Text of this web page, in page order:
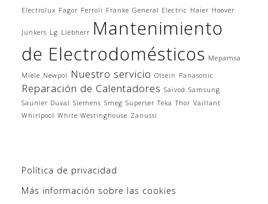
Electrolux Fagor Ferroli Franke General Electric Haier Hoover
Junkers Lg Liebherr Mantenimiento
de Electrodomésticos Mepamsa
Miele Newpol Nuestro servicio Otsein Panasonic
Reparación de Calentadores Saivod Samsung
Saunier Duval Siemens Smeg Superser Teka Thor Vaillant
Whirlpool White Westinghouse Zanussi
Política de privacidad
Más información sobre las cookies